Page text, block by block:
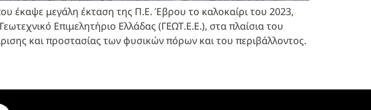
έκαψε μεγάλη έκταση της Π.Ε. Έβρου το καλοκαίρι του 2023,
Επιμελητήριο Ελλάδας (ΓΕΩΤ.Ε.Ε.), στα πλαίσια του
και προστασίας των φυσικών πόρων και του περιβάλλοντος.